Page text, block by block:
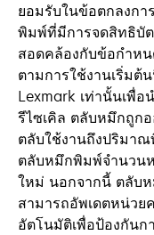
ยอมรับในข้อตกลงก
พิมพ์ที่มีการจดสิทธิบัต
สอดคล้องกับข้อกำหน
ตามการใช้งานเริ่มต้
Lexmark เท่านั้นเพื่
รีไซเคิล ตลับหมึกถูก
ตลับใช้งานถึงปริมา
ตลับหมึกพิมพ์จำนวน
ใหม่ นอกจากนี้ ตลับ
สามารถอัพเดตหน่วย
อัตโนมัติเพื่อป้องกัน